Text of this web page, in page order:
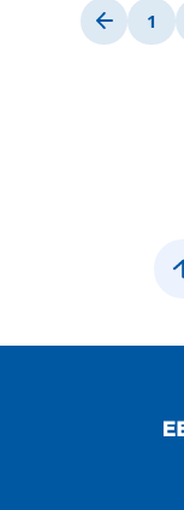
1